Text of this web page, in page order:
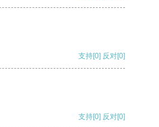
支持[0] 反对[0]
支持[0] 反对[0]